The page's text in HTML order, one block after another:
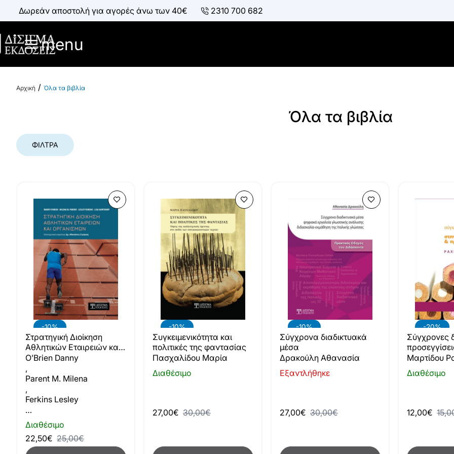
Δωρεάν αποστολή για αγορές άνω των 40€ 2310 700 682
menu
Όλα τα βιβλία
Όλα τα βιβλία
ΦΊΛΤΡΑ
-10%
Διαθέσιμο
Στρατηγική Διοίκηση
Αθλητικών Εταιρειών και
Οργανισμών
O’Brien Danny
,
Parent M. Milena
,
Ferkins Lesley
…
22,50€ 25,00€
-10%
Διαθέσιμο
Συγκειμενικότητα και
πολιτικές της φαντασίας
Πασχαλίδου Μαρία
27,00€ 30,00€
-10%
Εξαντλήθηκε
Σύγχρονα διαδικτυακά
μέσα
Δρακούλη Αθανασία
27,00€ 30,00€
-20%
Διαθέσιμο
Σύγχρονες
προσχολική
Μαρτίδου
12,00€